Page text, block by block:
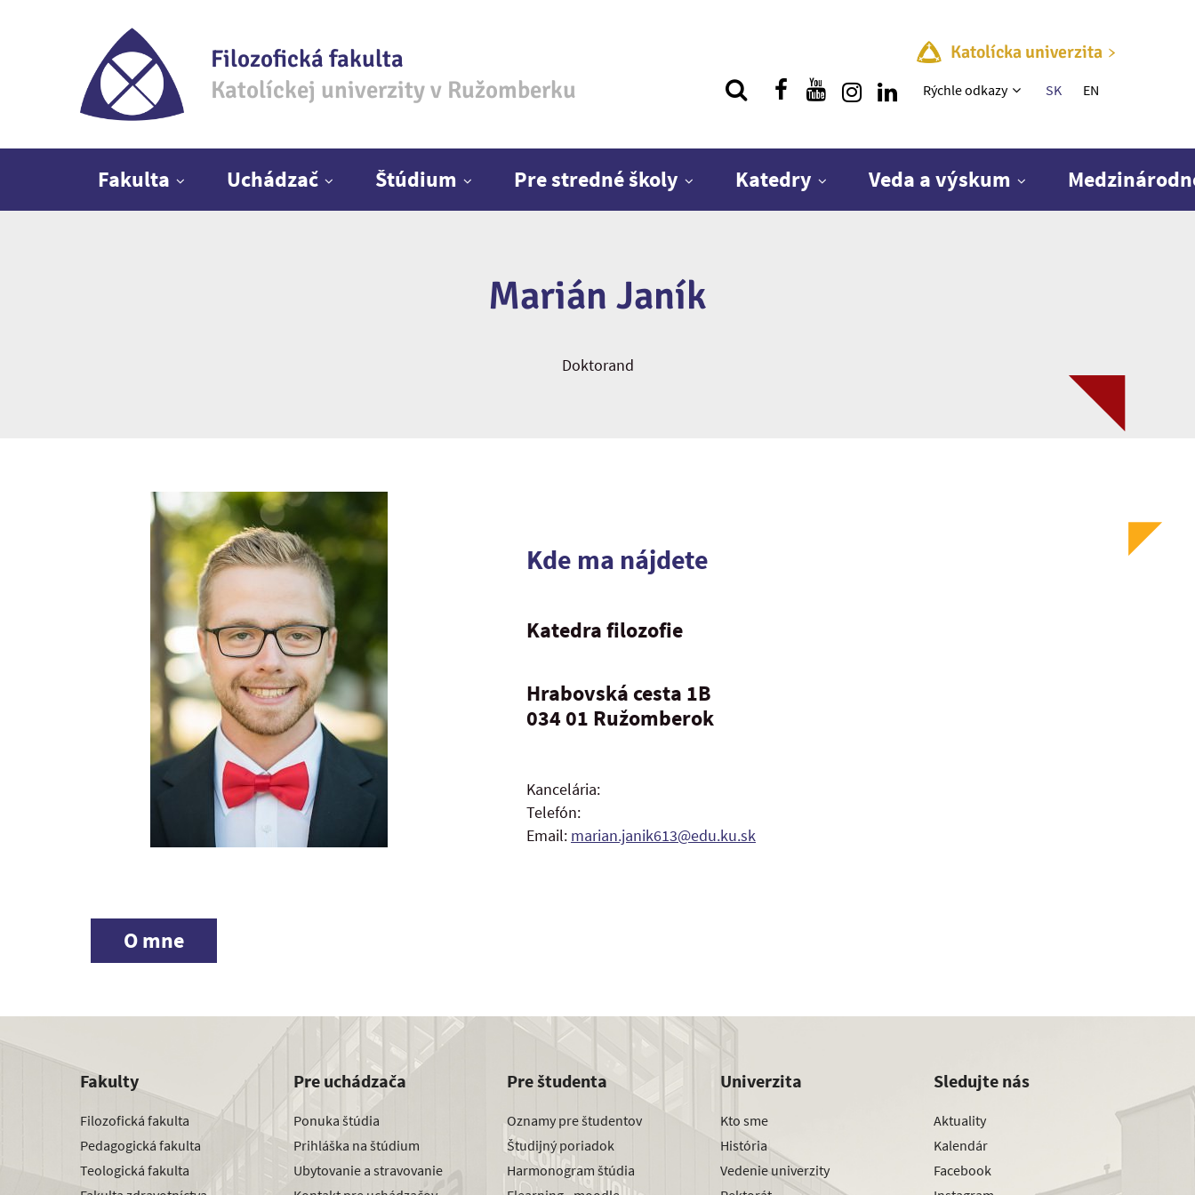
Filozofická fakulta
Katolíckej univerzity v Ružomberku
Katolícka univerzita
Rýchle menu
Rýchle odkazy SK EN
Fakulta Uchádzač Štúdium Pre stredné školy Katedry Veda a výskum
Marián Janík
Doktorand
Kde ma nájdete
Katedra filozofie
Hrabovská cesta 1B
034 01 Ružomberok
Kancelária:
Telefón:
Email: marian.janik613@edu.ku.sk
O mne
Fakulty
Filozofická fakulta
Pedagogická fakulta
Teologická fakulta
Pre uchádzača
Ponuka štúdia
Prihláška na štúdium
Ubytovanie a stravovanie
Pre študenta
Oznamy pre študentov
Študijný poriadok
Harmonogram štúdia
Univerzita
Kto sme
História
Vedenie univerzity
Sledujte nás
Aktuality
Kalendár
Facebook